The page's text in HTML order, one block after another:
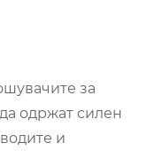
за
одржат силен
и